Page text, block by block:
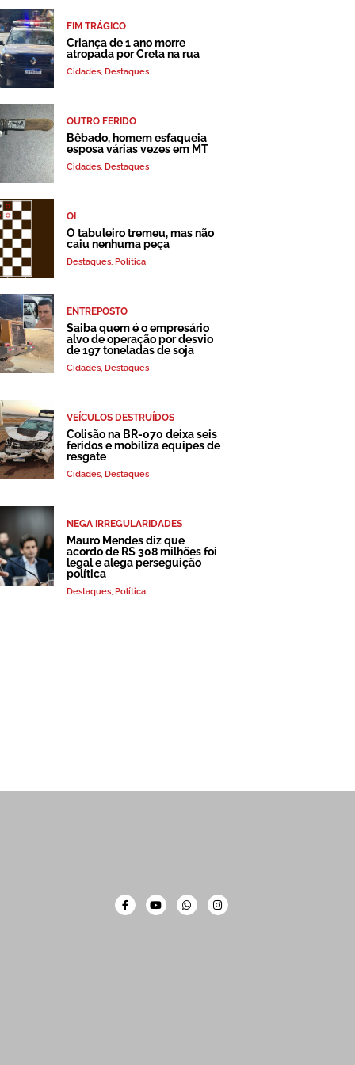
FIM TRÁGICO
Criança de 1 ano morre
atropada por Creta na rua
Cidades, Destaques
OUTRO FERIDO
Bêbado, homem esfaqueia
esposa várias vezes em MT
Cidades, Destaques
OI
O tabuleiro tremeu, mas não
caiu nenhuma peça
Destaques, Política
ENTREPOSTO
Saiba quem é o empresário
alvo de operação por desvio
de 197 toneladas de soja
Cidades, Destaques
VEÍCULOS DESTRUÍDOS
Colisão na BR-070 deixa seis
feridos e mobiliza equipes de
resgate
Cidades, Destaques
NEGA IRREGULARIDADES
Mauro Mendes diz que
acordo de R$ 308 milhões foi
legal e alega perseguição
política
Destaques, Política